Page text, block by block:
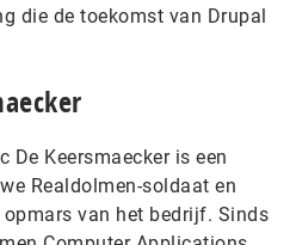
die de toekomst van Drupal
De Keersmaecker is een
Realdolmen-soldaat en
van het bedrijf. Sinds